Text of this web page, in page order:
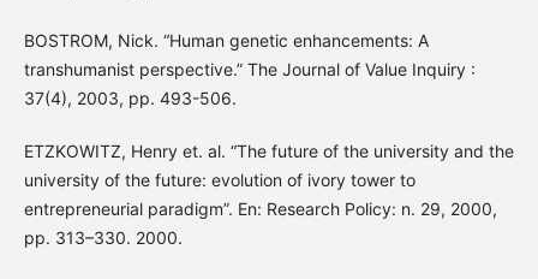
BOSTROM, Nick. “Human genetic enhancements: A
transhumanist perspective.” The Journal of Value Inquiry :
37(4), 2003, pp. 493-506.
ETZKOWITZ, Henry et. al. “The future of the university and the
university of the future: evolution of ivory tower to
entrepreneurial paradigm”. En: Research Policy: n. 29, 2000,
pp. 313–330. 2000.